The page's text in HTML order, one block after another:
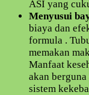
ASI yang
Menyusui
biaya dan
formula .
memakan
Manfaat
akan
sistem